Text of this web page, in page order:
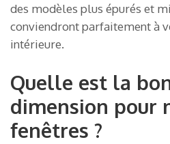
des modèles plus épurés et
conviendront parfaitement à
intérieure.
Quelle est la
dimension pour
fenêtres ?